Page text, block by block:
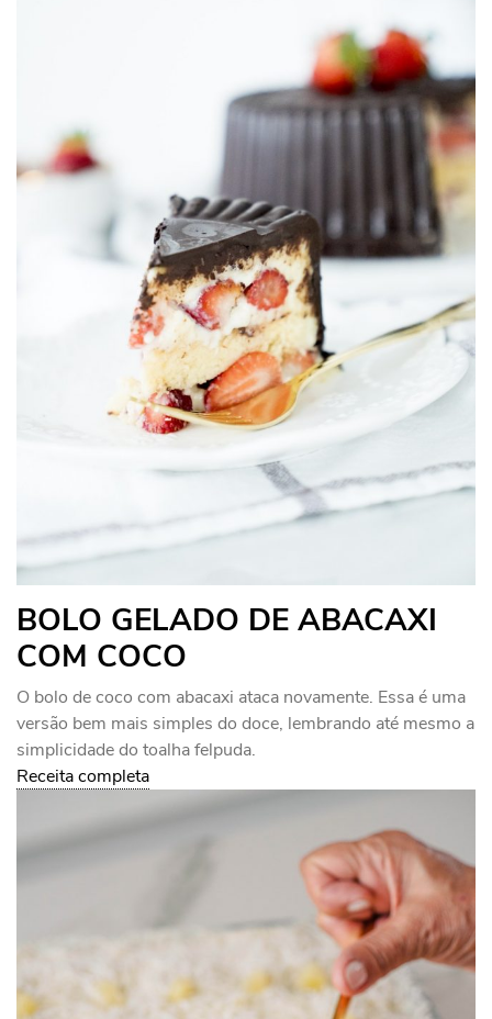
BOLO GELADO DE ABACAXI
COM COCO
O bolo de coco com abacaxi ataca novamente. Essa é uma
versão bem mais simples do doce, lembrando até mesmo a
simplicidade do toalha felpuda.
Receita completa